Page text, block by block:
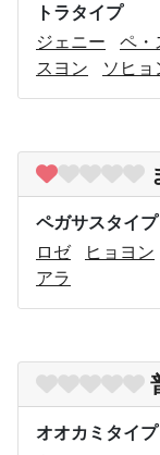
トラタイプ
ジェニー
ペ・
スヨン
ソヒョ
ペガサスタイプ
ロゼ
ヒョヨン
アラ
オオカミタイプ